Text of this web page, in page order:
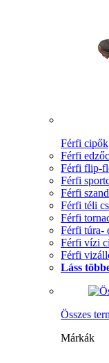
Férfi cipők
Férfi
Férfi flip-
Férfi
Férfi
Férfi téli
Férfi
Férfi túra-
Férfi vízi
Férfi
Láss
Összes
Márkák